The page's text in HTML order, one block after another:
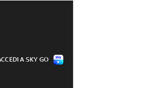
A SKY GO